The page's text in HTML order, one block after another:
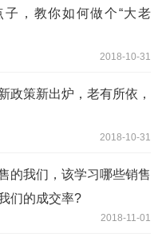
子，教你如何做个“大老
2018-10-31
政策新出炉，老有所依，
2018-10-31
的我们，该学习哪些销售
们的成交率?
2018-11-01